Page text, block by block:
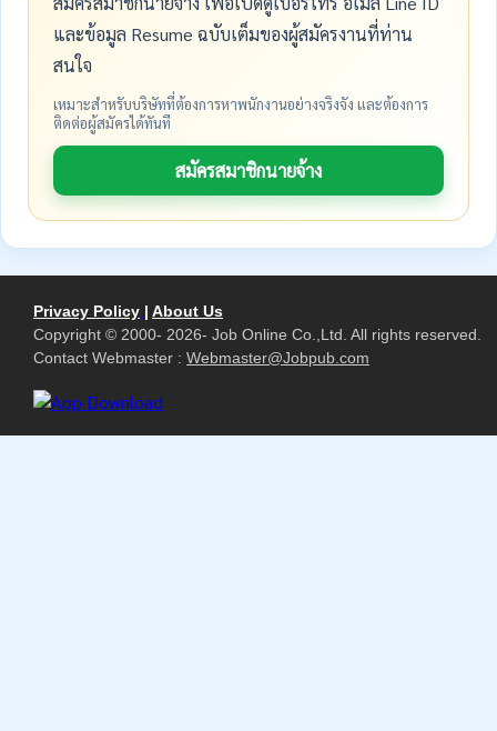
และข้อมูล Resume ฉบับเต็มของผู้สมัครงานที่ท่าน
สนใจ
เหมาะสำหรับบริษัทที่ต้องการหาพนักงานอย่างจริงจัง และต้องการ
ติดต่อผู้สมัครได้ทันที
สมัครสมาชิกนายจ้าง
Privacy Policy | About Us
Copyright © 2000- 2026- Job Online Co.,Ltd. All rights reserved.
Contact Webmaster : Webmaster@Jobpub.com